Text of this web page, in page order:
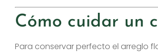
Cómo cuidar un
Para conservar perfecto el arreglo